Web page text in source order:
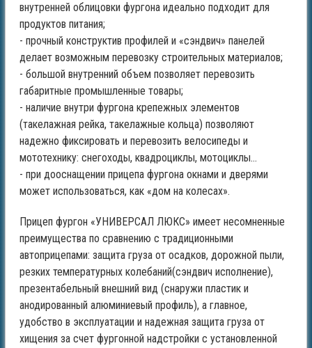
внутренней облицовки фургона идеально подходит для
продуктов питания;
- прочный конструктив профилей и «сэндвич» панелей
делает возможным перевозку строительных материалов;
- большой внутренний объем позволяет перевозить
габаритные промышленные товары;
- наличие внутри фургона крепежных элементов
(такелажная рейка, такелажные кольца) позволяют
надежно фиксировать и перевозить велосипеды и
мототехнику: снегоходы, квадроциклы, мотоциклы…
- при дооснащении прицепа фургона окнами и дверями
может использоваться, как «дом на колесах».
Прицеп фургон «УНИВЕРСАЛ ЛЮКС» имеет несомненные
преимущества по сравнению с традиционными
автоприцепами: защита груза от осадков, дорожной пыли,
резких температурных колебаний(сэндвич исполнение),
презентабельный внешний вид (снаружи пластик и
анодированный алюминиевый профиль), а главное,
удобство в эксплуатации и надежная защита груза от
хищения за счет фургонной надстройки с установленной